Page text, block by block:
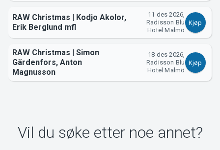
RAW Christmas | Kodjo Akolor,
Erik Berglund mfl
11 des 2026,
Radisson Blu
Hotel Malmö
Kjøp
RAW Christmas | Simon
Gärdenfors, Anton
Magnusson
18 des 2026,
Radisson Blu
Hotel Malmö
Kjøp
Vil du søke etter noe annet?